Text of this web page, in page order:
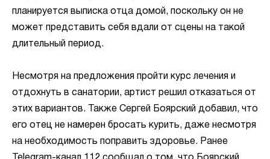
планируется выписка отца домой, поскольку он не
может представить себя вдали от сцены на такой
длительный период.
Несмотря на предложения пройти курс лечения и
отдохнуть в санатории, артист решил отказаться от
этих вариантов. Также Сергей Боярский добавил, что
его отец не намерен бросать курить, даже несмотря
на необходимость поправить здоровье. Ранее